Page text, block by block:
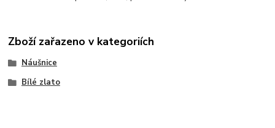
Zboží zařazeno v kategoriích
Náušnice
Bílé zlato